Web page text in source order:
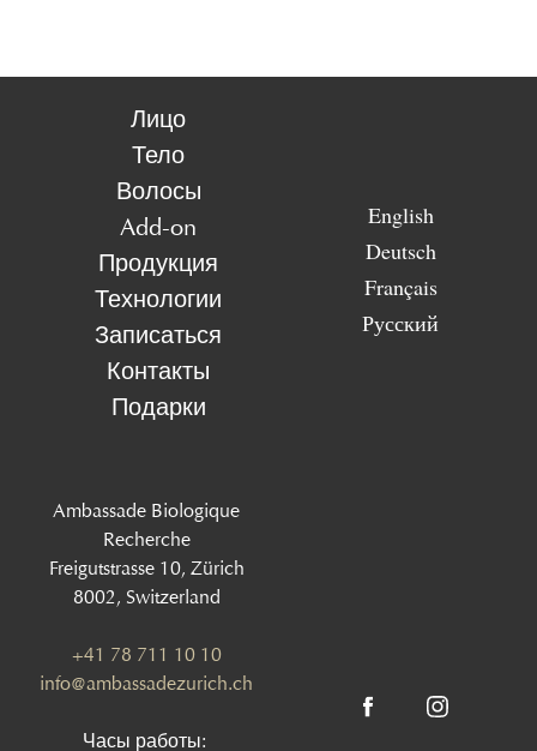
Лицо
Тело
Волосы
Add-on
Продукция
Технологии
Записаться
Контакты
Подарки
English
Deutsch
Français
Русский
Ambassade Biologique
Recherche
Freigutstrasse 10, Zürich
8002, Switzerland
+41 78 711 10 10
info@ambassadezurich.ch
Часы работы: